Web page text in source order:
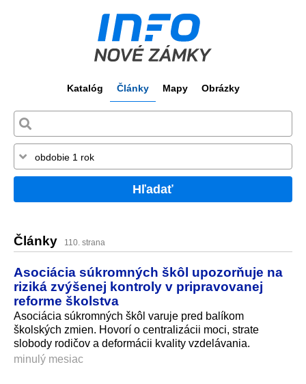
Katalóg Články Mapy Obrázky
Hľadať
Články 110. strana
Asociácia súkromných škôl upozorňuje na
riziká zvýšenej kontroly v pripravovanej
reforme školstva
Asociácia súkromných škôl varuje pred balíkom
školských zmien. Hovorí o centralizácii moci, strate
slobody rodičov a deformácii kvality vzdelávania.
minulý mesiac